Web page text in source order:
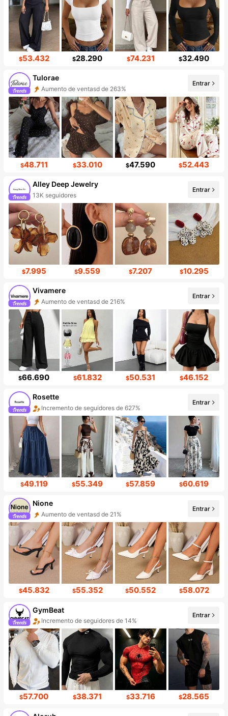
$53.432 $28.290 $74.231 $32.490
Tulorae
Aumento de ventasd de 263%
Entrar
$48.711 $33.010 $47.590 $52.443
Alley Deep Jewelry
13K seguidores
Entrar
$7.995 $9.559 $7.207 $10.295
Vivamere
Aumento de ventasd de 216%
Entrar
$66.690 $61.832 $50.531 $46.152
Rosette
Incremento de seguidores de 627%
Entrar
$49.119 $55.349 $57.859 $60.619
Nione
Aumento de ventasd de 21%
Entrar
$45.832 $55.352 $50.552 $58.072
GymBeat
Incremento de seguidores de 14%
Entrar
$57.700 $38.371 $33.716 $28.565